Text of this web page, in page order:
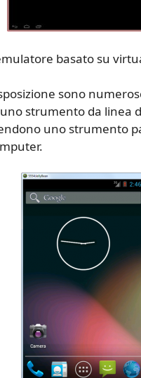
basato su
sono
strumento da linea
uno strumento